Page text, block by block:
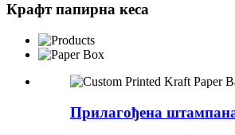
Крафт папирна кеса
Прилагођена